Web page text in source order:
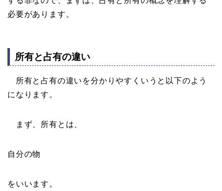
必要があります。
所有と占有の違い
所有と占有の違いを分かりやすくいうと以下のよう
になります。
まず、所有とは、
自分の物
をいいます。